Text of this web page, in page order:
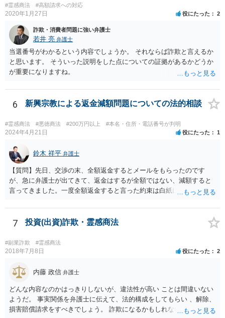
#霊感商法 #高額請求への対応
2020年1月27日 役にたった 2
詐欺・消費者問題に強い弁護士
若井 亮 弁護士
当選番号がわかるという内容でしょうか。 それならば詐欺と言えるか
と思います。 そういった説明をした点についての証拠があるかどうか
が重要になりますね。
6 新興宗教による返金減額問題についての法的相談
#霊感商法 #悪徳商法 #200万円以上 #本名・住所・電話番号が判明
2024年4月21日 役にたった 1
鈴木 祥平 弁護士
【質問】先日、交渉の末、全額返金するとメールをもらったのです
が、急に弁護士が出てきて、返金はするが全額ではない、減額すると
言ってきました。一度全額返金すると言った約束は白紙に戻ってしま
答】弁護士が出てくることによって、当初言っていたことが覆るとい
うことは、よくあることであると思います。最終的な合意が締結され
は自由にすることができます。 法的に返金を求める請求が可能である
のかについては、お金を出した経緯などをもう少し詳細に弁護士にヒ
と思います。
7 投資(出資)詐欺・霊感商法
#副業詐欺 #霊感商法
2018年7月8日 役にたった 2
内藤 政信 弁護士
どんな内容なのかはっきりしないが、違法性が高い ことは間違いない
ようだ。 事実関係を弁護士に伝えて、法的構成をしてもらい 、解除、
損害賠償請求をすべきでしょう。 詐欺になるかもしれないですしね。